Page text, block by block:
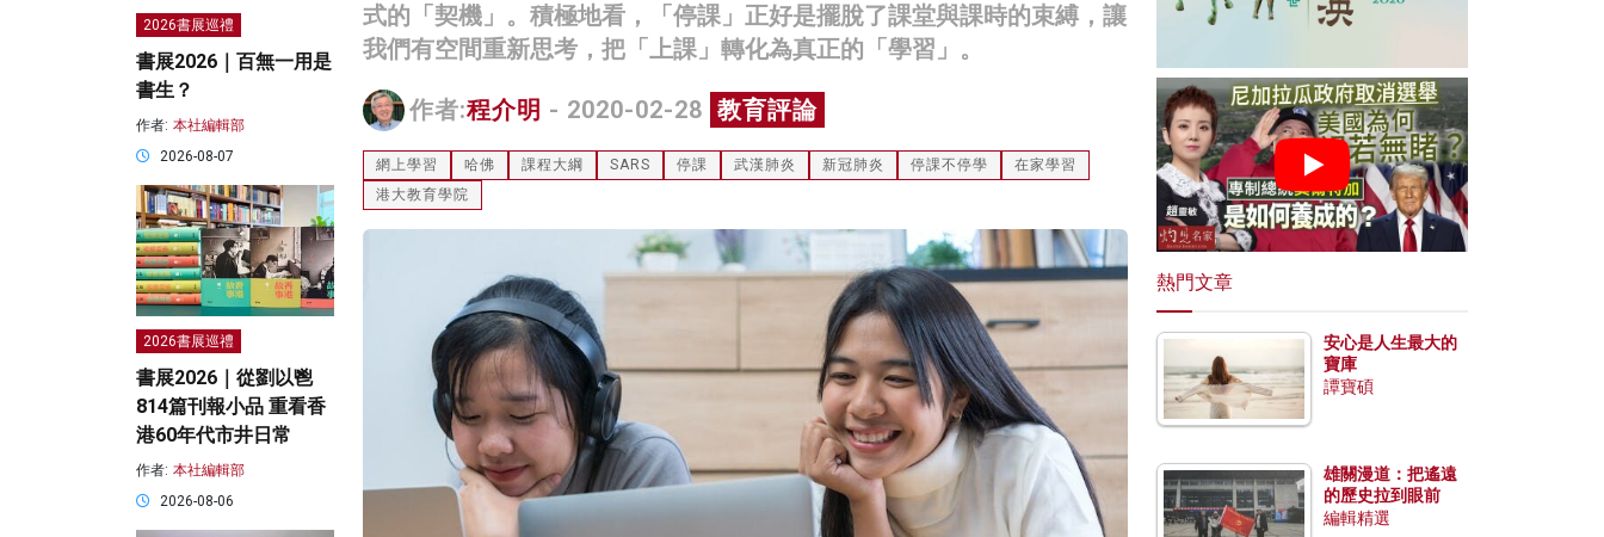
式的「契機」。積極地看，「停課」正好是擺脫了課堂與課時的束縛，讓
我們有空間重新思考，把「上課」轉化為真正的「學習」。
作者:程介明 - 2020-02-28 教育評論
網上學習 哈佛 課程大綱 SARS 停課 武漢肺炎 新冠肺炎 停課不停學
在家學習
港大教育學院
2026書展巡禮
書展2026｜百無一用是
書生？
作者: 本社編輯部
2026-08-07
2026書展巡禮
書展2026｜從劉以鬯
814篇刊報小品 重看香
港60年代市井日常
作者: 本社編輯部
2026-08-06
熱門文章
安心是人生最大的
寶庫
譚寶碩
雄關漫道：把遙遠
的歷史拉到眼前
編輯精選